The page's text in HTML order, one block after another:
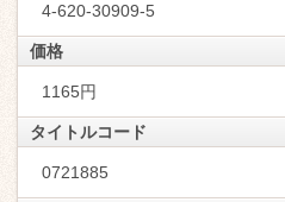
4-620-30909-5
価格
1165円
タイトルコード
0721885